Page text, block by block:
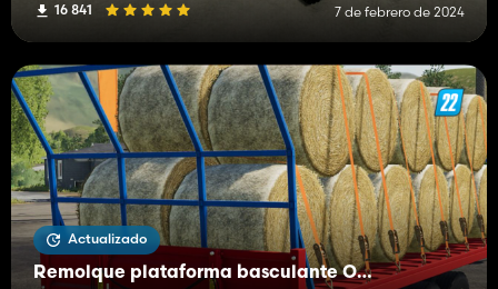
16 841 7 de febrero de 2024
Actualizado
Remolque plataforma basculante OMP